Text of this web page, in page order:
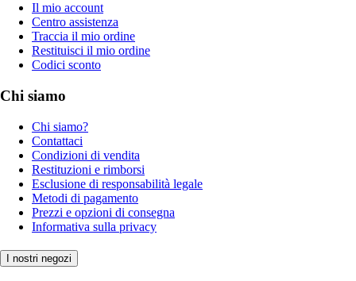
Il mio account
Centro assistenza
Traccia il mio ordine
Restituisci il mio ordine
Codici sconto
Chi siamo
Chi siamo?
Contattaci
Condizioni di vendita
Restituzioni e rimborsi
Esclusione di responsabilità legale
Metodi di pagamento
Prezzi e opzioni di consegna
Informativa sulla privacy
I nostri negozi